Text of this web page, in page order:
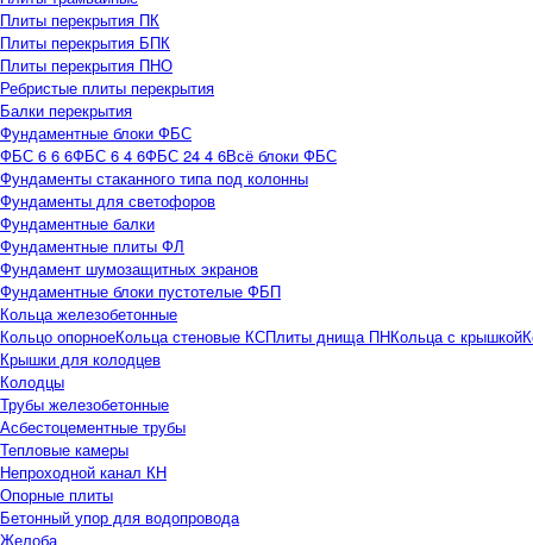
Плиты перекрытия ПК
Плиты перекрытия БПК
Плиты перекрытия ПНО
Ребристые плиты перекрытия
Балки перекрытия
Фундаментные блоки ФБС
ФБС 6 6 6ФБС 6 4 6ФБС 24 4 6Всё блоки ФБС
Фундаменты стаканного типа под колонны
Фундаменты для светофоров
Фундаментные балки
Фундаментные плиты ФЛ
Фундамент шумозащитных экранов
Фундаментные блоки пустотелые ФБП
Кольца железобетонные
Кольцо опорноеКольца стеновые КСПлиты днища ПНКольца с крышкой
Крышки для колодцев
Колодцы
Трубы железобетонные
Асбестоцементные трубы
Тепловые камеры
Непроходной канал КН
Опорные плиты
Бетонный упор для водопровода
Желоба